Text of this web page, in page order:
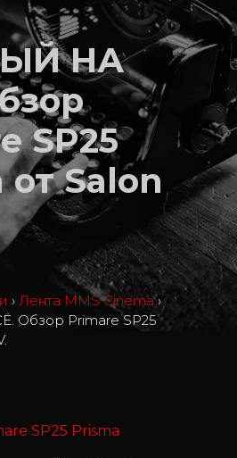
НА
SP25
Salon
› Лента MMS Cinema ›
Обзор Primare SP25